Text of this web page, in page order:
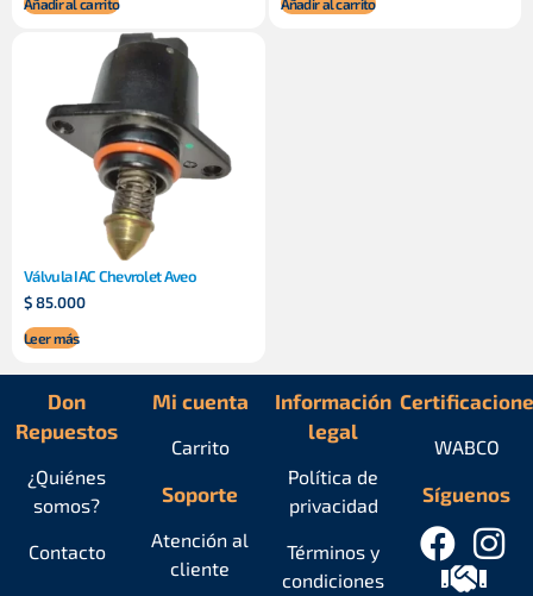
Válvula IAC Chevrolet Aveo
$85.000
Leer más
Don
Repuestos
¿Quiénes
somos?
Contacto
Mi cuenta
Carrito
Soporte
Atención al
cliente
Información
legal
Política de
privacidad
Términos y
condiciones
Síguenos
WABCO